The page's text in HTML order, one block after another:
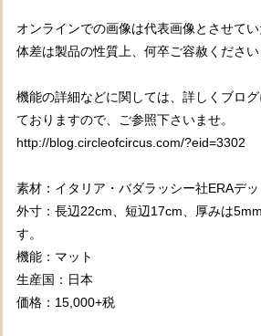
オンラインでの画像は代表画像とさせて
体差は製品の性質上、何卒ご容赦ください
機能の詳細などに関しては、詳しくブロ
ておりますので、ご参照下さいませ。
http://blog.circleofcircus.com/?eid=3302
素材：イタリア・バダラッシー社ERAデ
外寸：長辺22cm、短辺17cm、厚みは
す。
機能：マット
生産国：日本
価格：15,000+税